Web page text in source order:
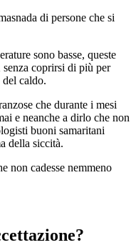
di persone che si
sono basse, queste
senza coprirsi di più per
del caldo.
che durante i mesi
e neanche a dirlo che non
buoni samaritani
della siccità.
non cadesse nemmeno